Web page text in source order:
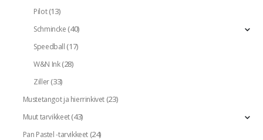
Pilot(13)
Schmincke(40)
Speedball(17)
W&N Ink(28)
Ziller(33)
Mustetangot ja hierrinkivet(23)
Muut tarvikkeet(43)
Pan Pastel -tarvikkeet(24)